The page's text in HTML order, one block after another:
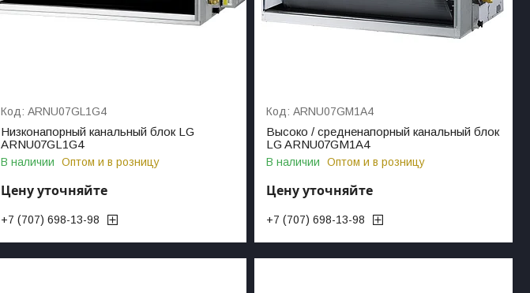
ARNU07GL1G4
Низконапорный канальный блок LG
ARNU07GL1G4
В наличии Оптом и в розницу
Цену уточняйте
+7 (707) 698-13-98
ARNU07GM1A4
Высоко / средненапорный канальный блок
LG ARNU07GM1A4
В наличии Оптом и в розницу
Цену уточняйте
+7 (707) 698-13-98